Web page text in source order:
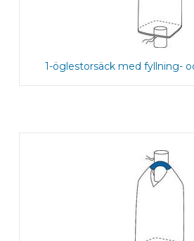
1-öglestorsäck med fyllning-